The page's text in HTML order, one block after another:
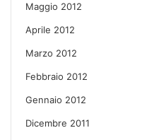
Maggio 2012
Aprile 2012
Marzo 2012
Febbraio 2012
Gennaio 2012
Dicembre 2011